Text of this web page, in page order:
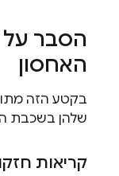
הסבר
האחסון
בקטע הזה
שלהן בשכבת
קריאות